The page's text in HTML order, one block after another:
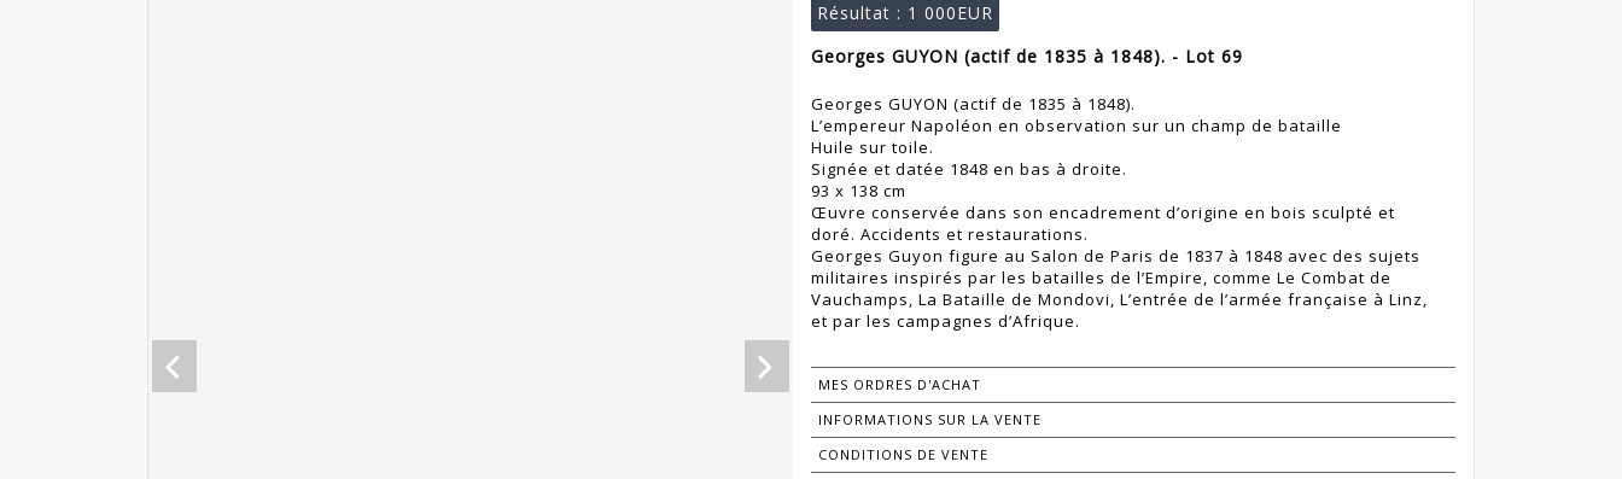
Résultat : 1 000EUR
Georges GUYON (actif de 1835 à 1848). - Lot 69
Georges GUYON (actif de 1835 à 1848).
L’empereur Napoléon en observation sur un champ de bataille
Huile sur toile.
Signée et datée 1848 en bas à droite.
93 x 138 cm
Œuvre conservée dans son encadrement d’origine en bois sculpté et
doré. Accidents et restaurations.
Georges Guyon figure au Salon de Paris de 1837 à 1848 avec des sujets
militaires inspirés par les batailles de l’Empire, comme Le Combat de
Vauchamps, La Bataille de Mondovi, L’entrée de l’armée française à Linz,
et par les campagnes d’Afrique.
MES ORDRES D'ACHAT
INFORMATIONS SUR LA VENTE
CONDITIONS DE VENTE